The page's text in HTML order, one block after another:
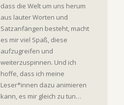
dass die Welt um uns herum
aus lauter Worten und
Satzanfängen besteht, macht
es mir viel Spaß, diese
aufzugreifen und
weiterzuspinnen. Und ich
hoffe, dass ich meine
Leser*innen dazu animieren
kann, es mir gleich zu tun…